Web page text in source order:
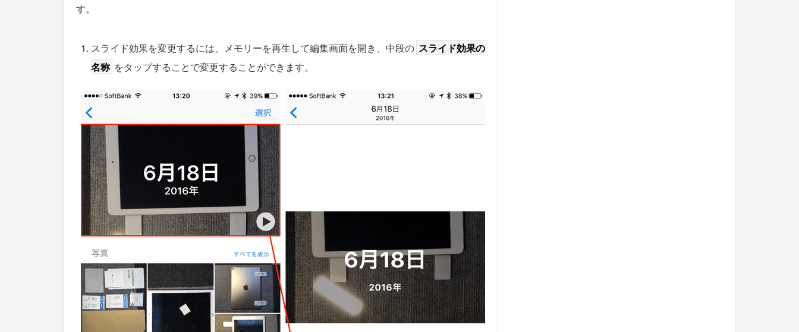
す。
スライド効果を変更するには、メモリーを再生して編集画面を開き、中段の スライド効果の
名称 をタップすることで変更することができます。